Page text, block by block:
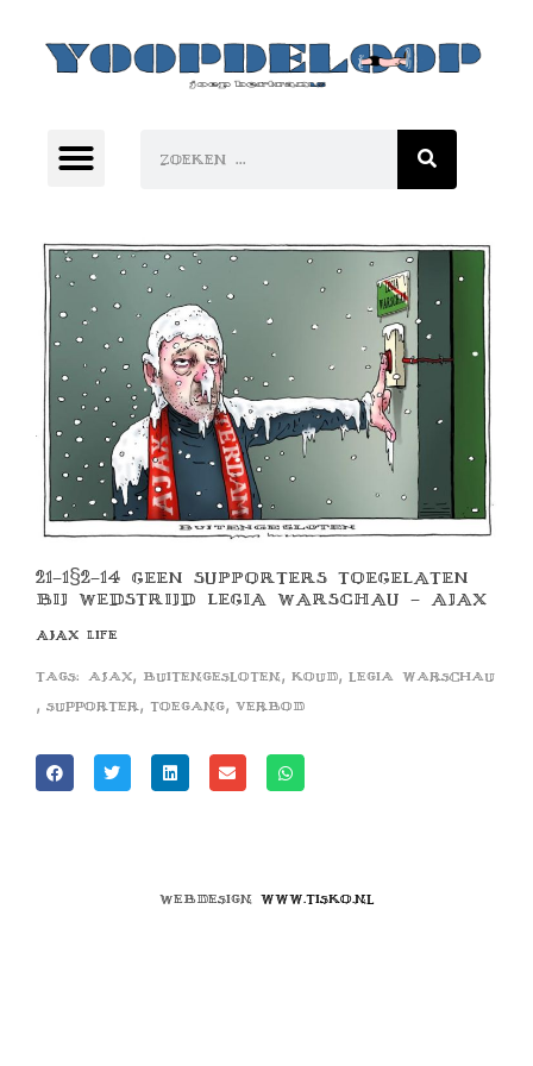
21-1§2-14 GEEN SUPPORTERS TOEGELATEN
BIJ WEDSTRIJD LEGIA WARSCHAU – AJAX
AJAX LIFE
Tags: ajax, buitengesloten, koud, legia warschau
, supporter, toegang, verbod
Webdesign www.tisko.nl